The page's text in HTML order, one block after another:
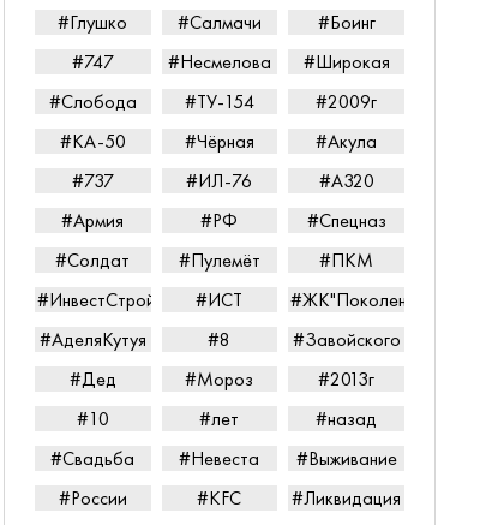
#Глушко #Салмачи
#Боинг
#747
#Несмелова
#Широкая
#Слобода
#ТУ-154
#2009г
#КА-50
#Чёрная
#Акула
#737
#ИЛ-76
#А320
#Армия
#РФ
#Спецназ
#Солдат
#Пулемёт
#ПКМ
#ИнвестСтройТорг
#ИСТ
#ЖК"Поколение"
#АделяКутуя
#8
#Завойского
#Дед
#Мороз
#2013г
#10
#лет
#назад
#Свадьба
#Невеста
#Выживание
#России
#KFC
#Ликвидация